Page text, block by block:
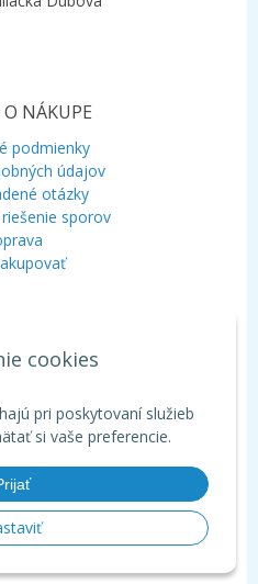
cookies
pri poskytovaní služieb
si vaše preferencie.
NÁKUPE
podmienky
údajov
otázky
sporov
948 120 323
WhatsApp
Viber
produktov pre záhradné a kúpacie